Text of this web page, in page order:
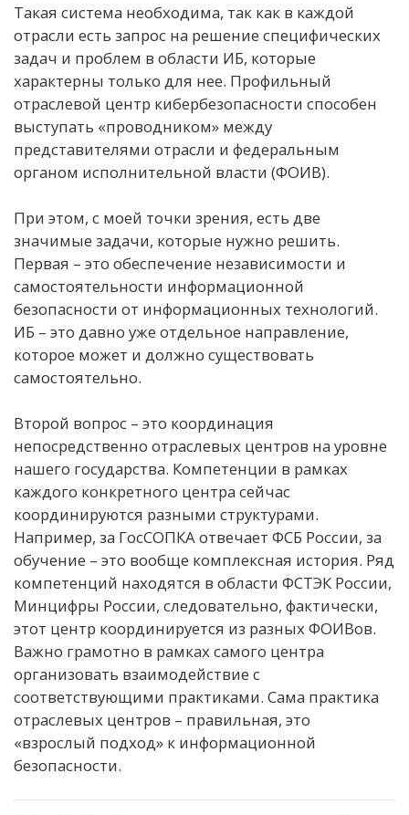
Такая система необходима, так как в каждой
отрасли есть запрос на решение специфических
задач и проблем в области ИБ, которые
характерны только для нее. Профильный
отраслевой центр кибербезопасности способен
выступать «проводником» между
представителями отрасли и федеральным
органом исполнительной власти (ФОИВ).
При этом, с моей точки зрения, есть две
значимые задачи, которые нужно решить.
Первая – это обеспечение независимости и
самостоятельности информационной
безопасности от информационных технологий.
ИБ – это давно уже отдельное направление,
которое может и должно существовать
самостоятельно.
Второй вопрос – это координация
непосредственно отраслевых центров на уровне
нашего государства. Компетенции в рамках
каждого конкретного центра сейчас
координируются разными структурами.
Например, за ГосСОПКА отвечает ФСБ России, за
обучение – это вообще комплексная история. Ряд
компетенций находятся в области ФСТЭК России,
Минцифры России, следовательно, фактически,
этот центр координируется из разных ФОИВов.
Важно грамотно в рамках самого центра
организовать взаимодействие с
соответствующими практиками. Сама практика
отраслевых центров – правильная, это
«взрослый подход» к информационной
безопасности.